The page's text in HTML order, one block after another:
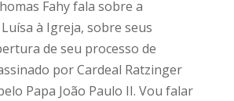
Fahy fala sobre a
à Igreja, sobre seus
de seu processo de
por Cardeal Ratzinger
Papa João Paulo II. Vou falar